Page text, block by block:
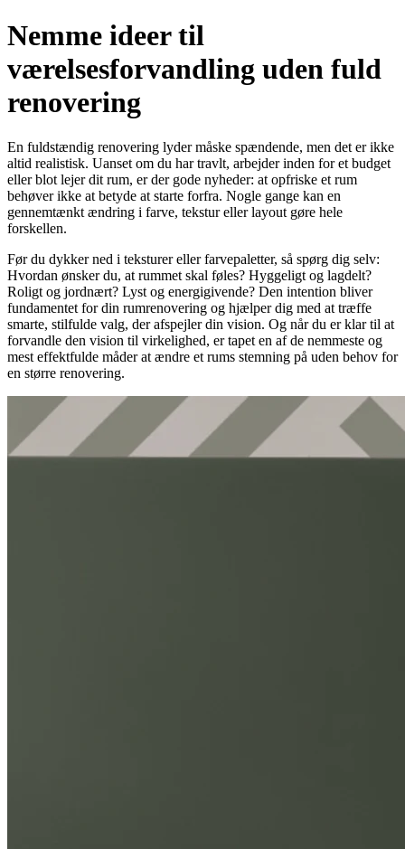
Nemme ideer til
værelsesforvandling uden fuld
renovering
En fuldstændig renovering lyder måske spændende, men det er ikke
altid realistisk. Uanset om du har travlt, arbejder inden for et budget
eller blot lejer dit rum, er der gode nyheder: at opfriske et rum
behøver ikke at betyde at starte forfra. Nogle gange kan en
gennemtænkt ændring i farve, tekstur eller layout gøre hele
forskellen.
Før du dykker ned i teksturer eller farvepaletter, så spørg dig selv:
Hvordan ønsker du, at rummet skal føles? Hyggeligt og lagdelt?
Roligt og jordnært? Lyst og energigivende? Den intention bliver
fundamentet for din rumrenovering og hjælper dig med at træffe
smarte, stilfulde valg, der afspejler din vision. Og når du er klar til at
forvandle den vision til virkelighed, er tapet en af ​​de nemmeste og
mest effektfulde måder at ændre et rums stemning på uden behov for
en større renovering.